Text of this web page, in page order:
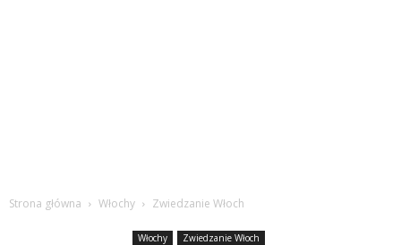
Strona główna Włochy Zwiedzanie Włoch
Włochy Zwiedzanie Włoch